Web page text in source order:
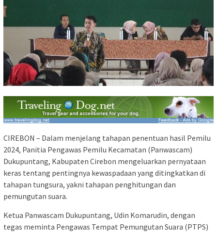
CIREBON – Dalam menjelang tahapan penentuan hasil Pemilu
2024, Panitia Pengawas Pemilu Kecamatan (Panwascam)
Dukupuntang, Kabupaten Cirebon mengeluarkan pernyataan
keras tentang pentingnya kewaspadaan yang ditingkatkan di
tahapan tungsura, yakni tahapan penghitungan dan
pemungutan suara.
Ketua Panwascam Dukupuntang, Udin Komarudin, dengan
tegas meminta Pengawas Tempat Pemungutan Suara (PTPS)